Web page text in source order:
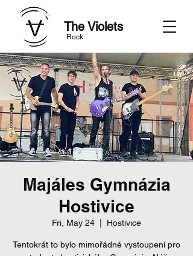
The Violets
Rock
Majáles Gymnázia
Hostivice
Fri, May 24 Hostivice
Tentokrát to bylo mimořádné vystoupení pro